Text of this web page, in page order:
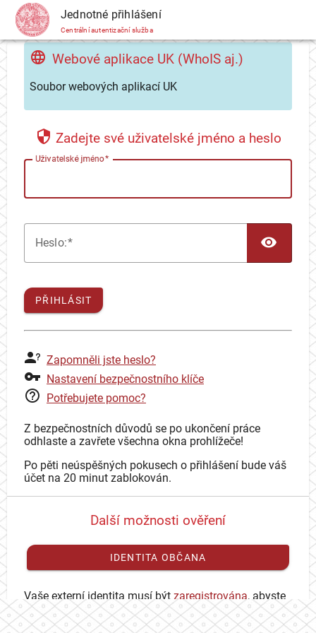
CAS Jednotné přihlášení
Centrální autentizační služba
Webové aplikace UK (WhoIS aj.)
Soubor webových aplikací UK
Zadejte své uživatelské jméno a heslo
Uživatelské jméno
Heslo:
PŘIHLÁSIT
Zapomněli jste heslo?
Nastavení bezpečnostního klíče
Potřebujete pomoc?
Z bezpečnostních důvodů se po ukončení práce
odhlaste a zavřete všechna okna prohlížeče!
Po pěti neúspěšných pokusech o přihlášení bude váš
účet na 20 minut zablokován.
Další možnosti ověření
IDENTITA OBČANA
Vaše externí identita musí být zaregistrována, abyste
se mohli přihlásit ke svému CAS účtu.